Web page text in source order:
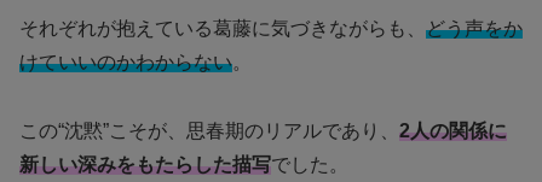
それぞれが抱えている葛藤に気づきながらも、 どう声をか
けていいのかわからない。
この“沈黙”こそが、思春期のリアルであり、 2人の関係に
新しい深みをもたらした描写でした。